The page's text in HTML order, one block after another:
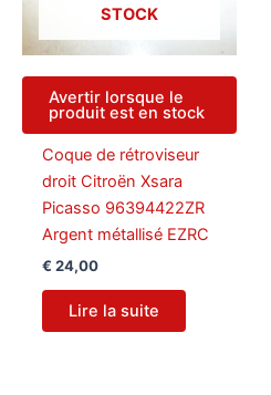
STOCK
Avertir lorsque le
produit est en stock
Coque de rétroviseur
droit Citroën Xsara
Picasso 96394422ZR
Argent métallisé EZRC
€ 24,00
Lire la suite